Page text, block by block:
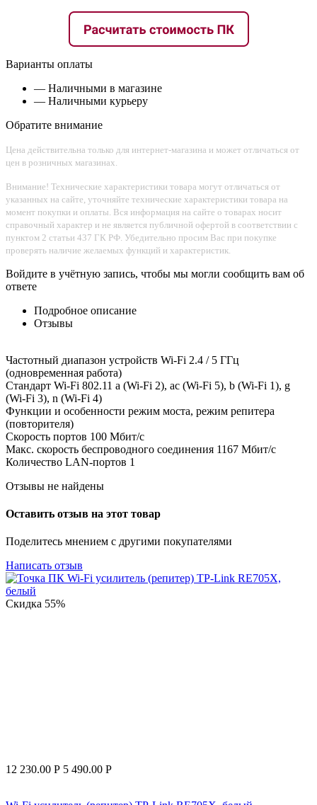
Варианты оплаты
— Наличными в магазине
— Наличными курьеру
Обратите внимание
Цена действительна только для интернет-магазина и может отличаться от
цен в розничных магазинах.
Внимание! Технические характеристики товара могут отличаться от
указанных на сайте, уточняйте технические характеристики товара на
момент покупки и оплаты. Вся информация на сайте о товарах носит
справочный характер и не является публичной офертой в соответствии с
пунктом 2 статьи 437 ГК РФ. Убедительно просим Вас при покупке
проверять наличие желаемых функций и характеристик.
Войдите в учётную запись, чтобы мы могли сообщить вам об
ответе
Подробное описание
Отзывы
Частотный диапазон устройств Wi-Fi 2.4 / 5 ГГц
(одновременная работа)
Стандарт Wi-Fi 802.11 a (Wi-Fi 2), ac (Wi-Fi 5), b (Wi-Fi 1), g
(Wi-Fi 3), n (Wi-Fi 4)
Функции и особенности режим моста, режим репитера
(повторителя)
Скорость портов 100 Мбит/с
Макс. скорость беспроводного соединения 1167 Мбит/с
Количество LAN-портов 1
Отзывы не найдены
Оставить отзыв на этот товар
Поделитесь мнением с другими покупателями
Написать отзыв
Скидка 55%
12 230.00 Р 5 490.00 Р